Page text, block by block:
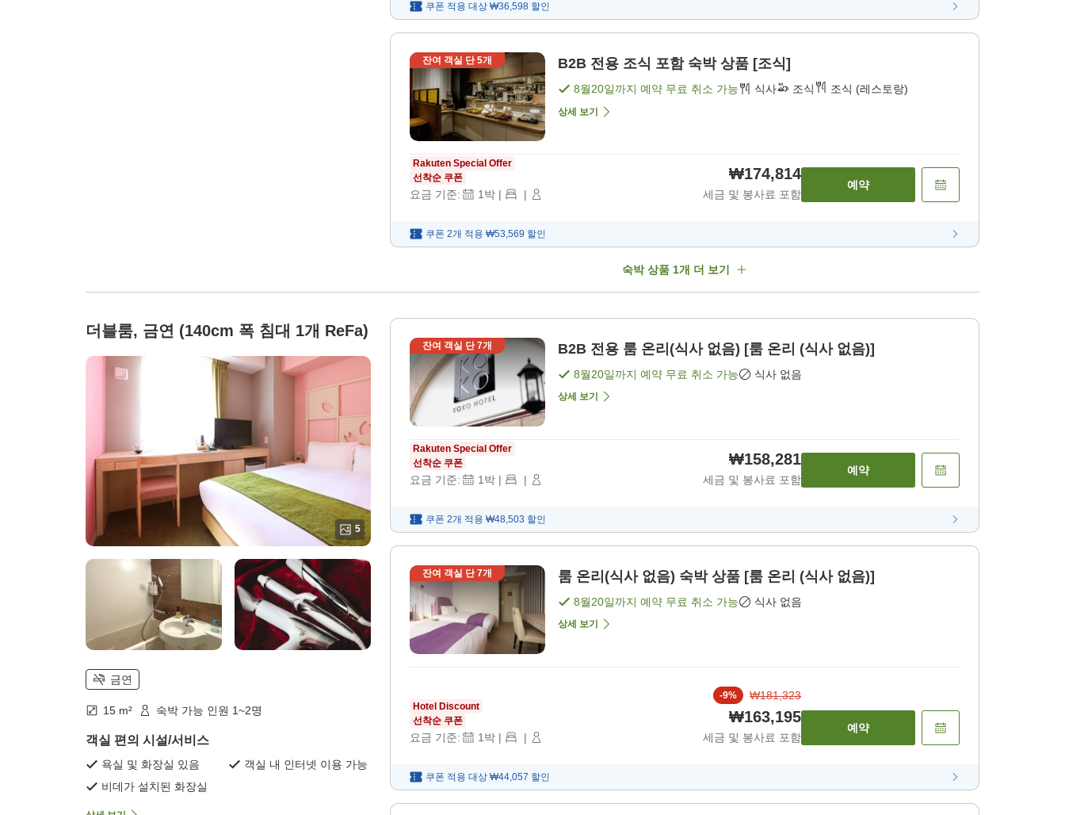
쿠폰 적용 대상 ₩36,598 할인
잔여 객실 단5개 B2B 전용 조식 포함 숙박 상품 [조식]
8월20일까지 예약 무료 취소 가능 식사 조식 조식 (레스토랑)
상세 보기
Rakuten Special Offer
선착순 쿠폰
요금 기준: 1박 | |
₩174,814
세금 및 봉사료 포함
예약
쿠폰 2개 적용 ₩53,569 할인
숙박 상품 1개 더 보기
더블룸, 금연 (140cm 폭 침대 1개 ReFa)
5
금연
15 m² 숙박 가능 인원 1~2명
객실 편의 시설/서비스
욕실 및 화장실 있음
객실 내 인터넷 이용 가능
비데가 설치된 화장실
잔여 객실 단7개 B2B 전용 룸 온리(식사 없음) [룸 온리 (식사 없음)]
8월20일까지 예약 무료 취소 가능 식사 없음
상세 보기
Rakuten Special Offer
선착순 쿠폰
요금 기준: 1박 | |
₩158,281
세금 및 봉사료 포함
예약
쿠폰 2개 적용 ₩48,503 할인
잔여 객실 단7개 룸 온리(식사 없음) 숙박 상품 [룸 온리 (식사 없음)]
8월20일까지 예약 무료 취소 가능 식사 없음
상세 보기
Hotel Discount
선착순 쿠폰
요금 기준: 1박 | |
-9% ₩181,323
₩163,195
세금 및 봉사료 포함
예약
쿠폰 적용 대상 ₩44,057 할인